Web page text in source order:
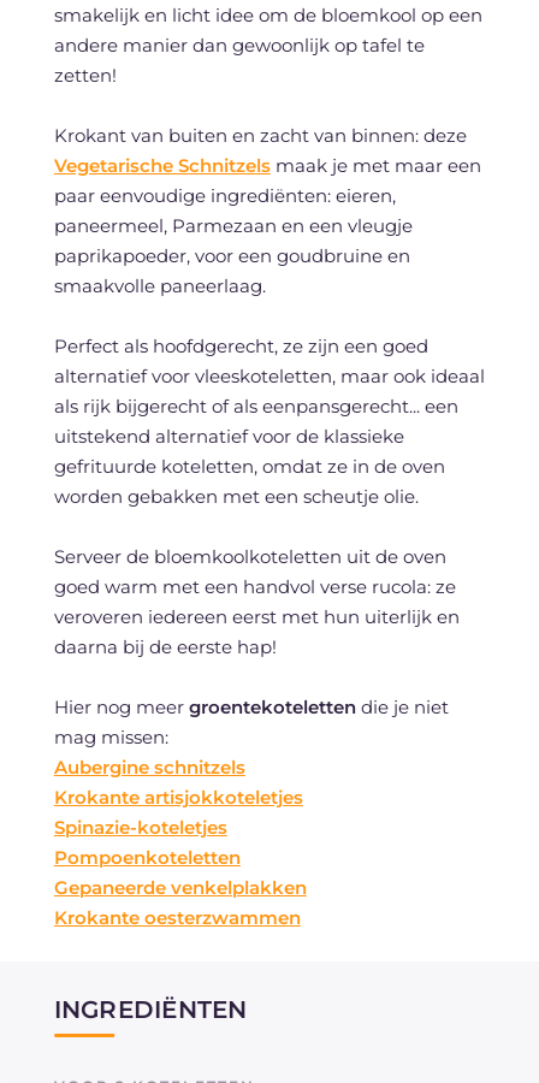
smakelijk en licht idee om de bloemkool op een
andere manier dan gewoonlijk op tafel te
zetten!
Krokant van buiten en zacht van binnen: deze
Vegetarische Schnitzelsmaak je met maar een
paar eenvoudige ingrediënten: eieren,
paneermeel, Parmezaan en een vleugje
paprikapoeder, voor een goudbruine en
smaakvolle paneerlaag.
Perfect als hoofdgerecht, ze zijn een goed
alternatief voor vleeskoteletten, maar ook ideaal
als rijk bijgerecht of als eenpansgerecht... een
uitstekend alternatief voor de klassieke
gefrituurde koteletten, omdat ze in de oven
worden gebakken met een scheutje olie.
Serveer de bloemkoolkoteletten uit de oven
goed warm met een handvol verse rucola: ze
veroveren iedereen eerst met hun uiterlijk en
daarna bij de eerste hap!
Hier nog meer groentekotelettendie je niet
mag missen:
Aubergine schnitzels
Krokante artisjokkoteletjes
Spinazie-koteletjes
Pompoenkoteletten
Gepaneerde venkelplakken
Krokante oesterzwammen
INGREDIËNTEN